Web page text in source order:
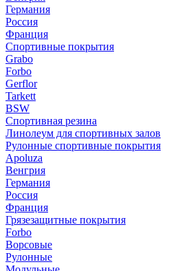
Германия
Россия
Франция
Спортивные покрытия
Grabo
Forbo
Gerflor
Tarkett
BSW
Спортивная резина
Линолеум для спортивных залов
Рулонные спортивные покрытия
Apoluza
Венгрия
Германия
Россия
Франция
Грязезащитные покрытия
Forbo
Ворсовые
Рулонные